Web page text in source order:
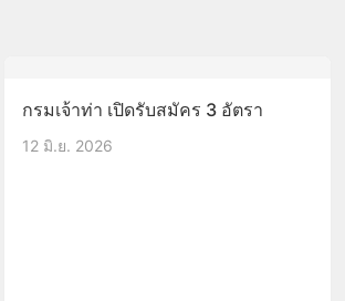
กรมเจ้าท่า เปิดรับสมัคร 3 อัตรา
12 มิ.ย. 2026